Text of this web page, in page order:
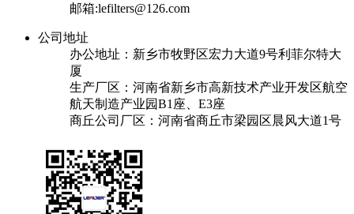
邮箱:lefilters@126.com
公司地址
办公地址：新乡市牧野区宏力大道9号利菲尔特大
厦
生产厂区：河南省新乡市高新技术产业开发区航空
航天制造产业园B1座、E3座
商丘公司厂区：河南省商丘市梁园区晨风大道1号